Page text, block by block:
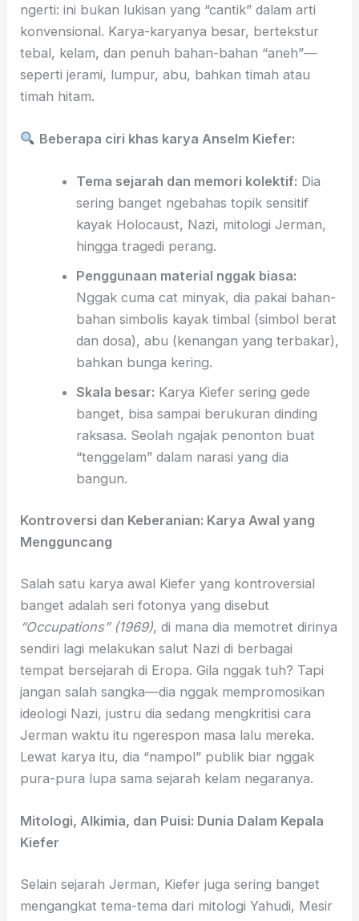
ngerti: ini bukan lukisan yang “cantik” dalam arti
konvensional. Karya-karyanya besar, bertekstur
tebal, kelam, dan penuh bahan-bahan “aneh”—
seperti jerami, lumpur, abu, bahkan timah atau
timah hitam.
Beberapa ciri khas karya Anselm Kiefer:
Tema sejarah dan memori kolektif: Dia
sering banget ngebahas topik sensitif
kayak Holocaust, Nazi, mitologi Jerman,
hingga tragedi perang.
Penggunaan material nggak biasa:
Nggak cuma cat minyak, dia pakai bahan-
bahan simbolis kayak timbal (simbol berat
dan dosa), abu (kenangan yang terbakar),
bahkan bunga kering.
Skala besar: Karya Kiefer sering gede
banget, bisa sampai berukuran dinding
raksasa. Seolah ngajak penonton buat
“tenggelam” dalam narasi yang dia
bangun.
Kontroversi dan Keberanian: Karya Awal yang
Mengguncang
Salah satu karya awal Kiefer yang kontroversial
banget adalah seri fotonya yang disebut
“Occupations” (1969), di mana dia memotret dirinya
sendiri lagi melakukan salut Nazi di berbagai
tempat bersejarah di Eropa. Gila nggak tuh? Tapi
jangan salah sangka—dia nggak mempromosikan
ideologi Nazi, justru dia sedang mengkritisi cara
Jerman waktu itu ngerespon masa lalu mereka.
Lewat karya itu, dia “nampol” publik biar nggak
pura-pura lupa sama sejarah kelam negaranya.
Mitologi, Alkimia, dan Puisi: Dunia Dalam Kepala
Kiefer
Selain sejarah Jerman, Kiefer juga sering banget
mengangkat tema-tema dari mitologi Yahudi, Mesir